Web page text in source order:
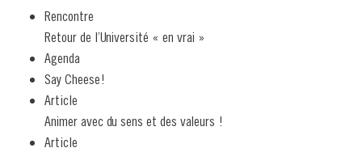
Rencontre
Retour de l’Université « en vrai »
Agenda
Say Cheese!
Article
Animer avec du sens et des valeurs !
Article